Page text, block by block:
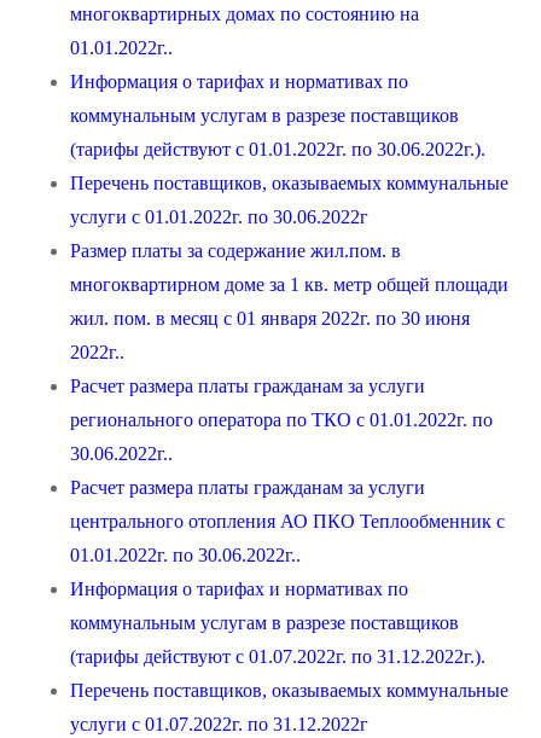
многоквартирных домах по состоянию на
01.01.2022г..
Информация о тарифах и нормативах по
коммунальным услугам в разрезе поставщиков
(тарифы действуют с 01.01.2022г. по 30.06.2022г.).
Перечень поставщиков, оказываемых коммунальные
услуги с 01.01.2022г. по 30.06.2022г
Размер платы за содержание жил.пом. в
многоквартирном доме за 1 кв. метр общей площади
жил. пом. в месяц с 01 января 2022г. по 30 июня
2022г..
Расчет размера платы гражданам за услуги
регионального оператора по ТКО с 01.01.2022г. по
30.06.2022г..
Расчет размера платы гражданам за услуги
центрального отопления АО ПКО Теплообменник с
01.01.2022г. по 30.06.2022г..
Информация о тарифах и нормативах по
коммунальным услугам в разрезе поставщиков
(тарифы действуют с 01.07.2022г. по 31.12.2022г.).
Перечень поставщиков, оказываемых коммунальные
услуги с 01.07.2022г. по 31.12.2022г